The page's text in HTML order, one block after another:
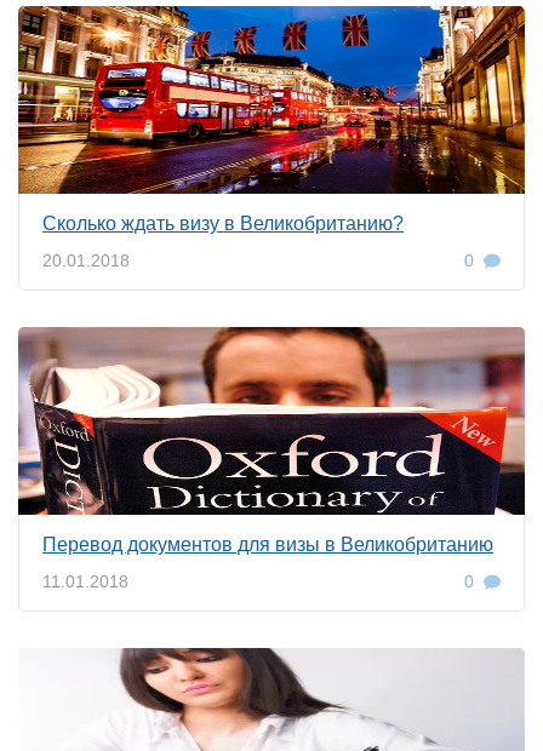
Сколько ждать визу в Великобританию?
20.01.2018 0
Перевод документов для визы в Великобританию
11.01.2018 0